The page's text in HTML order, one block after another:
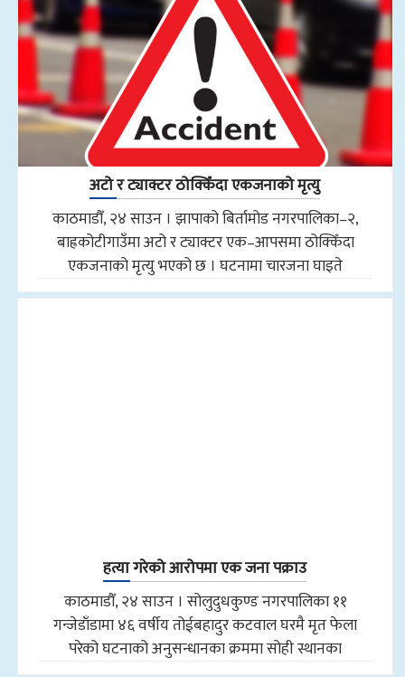
अटो र ट्याक्टर ठोक्किँदा एकजनाको मृत्यु
काठमाडौँ, २४ साउन । झापाको बिर्तामोड नगरपालिका–२,
बाह्रकोटीगाउँमा अटो र ट्याक्टर एक–आपसमा ठोक्किँदा
एकजनाको मृत्यु भएको छ । घटनामा चारजना घाइते
हत्या गरेको आरोपमा एक जना पक्राउ
काठमाडौँ, २४ साउन । सोलुदुधकुण्ड नगरपालिका ११
गन्जेडाँडामा ४६ वर्षीय तोईबहादुर कटवाल घरमै मृत फेला
परेको घटनाको अनुसन्धानका क्रममा सोही स्थानका